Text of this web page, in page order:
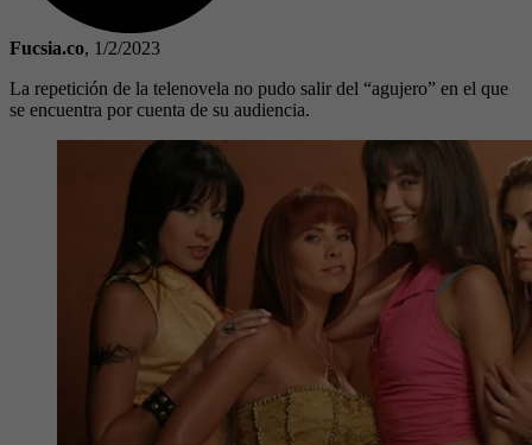
Fucsia.co, 1/2/2023
La repetición de la telenovela no pudo salir del “agujero” en el que
se encuentra por cuenta de su audiencia.